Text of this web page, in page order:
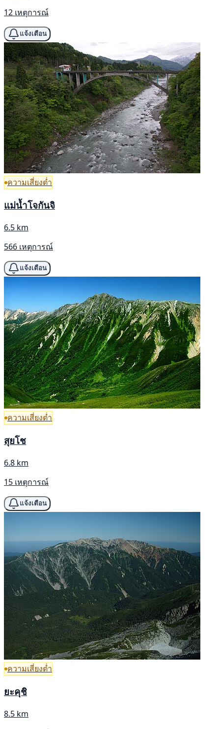
12 เหตุการณ์
แจ้งเตือน
ความเสี่ยงต่ำ
แม่น้ำโจกันจิ
6.5 km
566 เหตุการณ์
แจ้งเตือน
ความเสี่ยงต่ำ
สุยโช
6.8 km
15 เหตุการณ์
แจ้งเตือน
ความเสี่ยงต่ำ
ยะคุชิ
8.5 km